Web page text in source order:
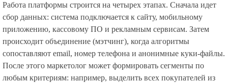
Работа платформы строится на четырех этапах. Сначала идет
сбор данных: система подключается к сайту, мобильному
приложению, кассовому ПО и рекламным сервисам. Затем
происходит объединение (мэтчинг), когда алгоритмы
сопоставляют email, номер телефона и анонимные куки-файлы.
После этого маркетолог может формировать сегменты по
любым критериям: например, выделить всех покупателей из